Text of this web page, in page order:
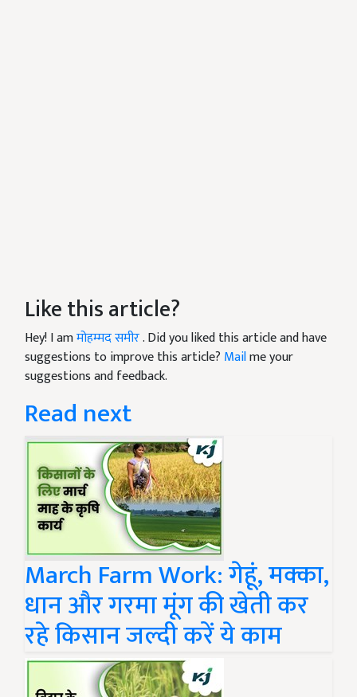
Like this article?
Hey! I amमोहम्मद समीर. Did you liked this article and have
suggestions to improve this article? Mailme your
suggestions and feedback.
Read next
March Farm Work: गेहूं, मक्का,
धान और गरमा मूंग की खेती कर
रहे किसान जल्दी करें ये काम